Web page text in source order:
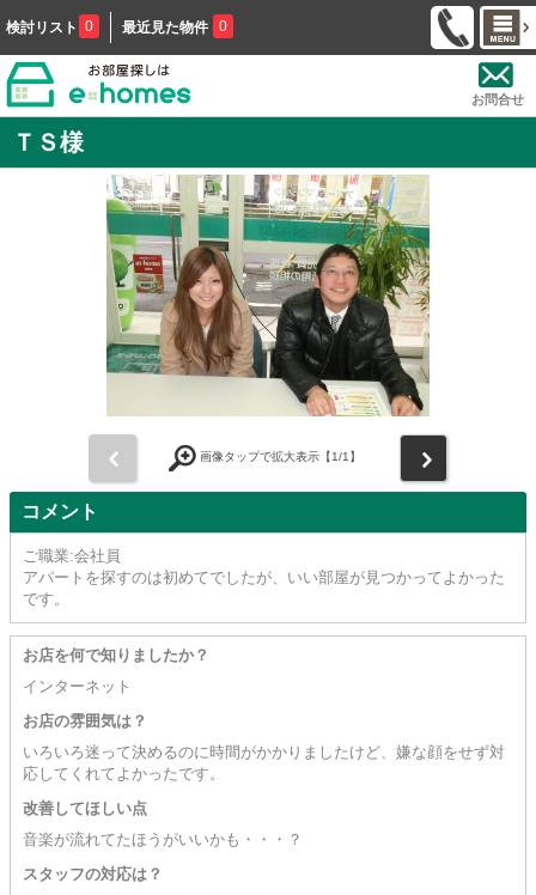
検討リスト 0 最近見た物件 0
お問合せ
ＴＳ様
画像タップで拡大表示【1/1】
コメント
ご職業:会社員
アパートを探すのは初めてでしたが、いい部屋が見つかってよかった
です。
お店を何で知りましたか？
インターネット
お店の雰囲気は？
いろいろ迷って決めるのに時間がかかりましたけど、嫌な顔をせず対
応してくれてよかったです。
改善してほしい点
音楽が流れてたほうがいいかも・・・？
スタッフの対応は？